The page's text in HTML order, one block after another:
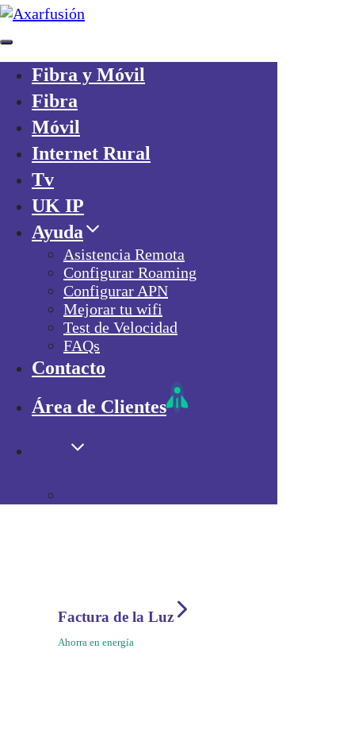
Skip links
Skip to primary navigation
Skip to content
Fibra y Móvil
Fibra
Móvil
Internet Rural
Tv
UK IP
Ayuda
Asistencia Remota
Configurar Roaming
Configurar APN
Mejorar tu wifi
Test de Velocidad
FAQs
Contacto
Área de Clientes
¿Ya eres cliente?
Consigue 20€
Fibra y Móvil
Fibra
Móvil
Internet Rural
Tv
UK IP
Factura de la Luz
Ahorra en energía